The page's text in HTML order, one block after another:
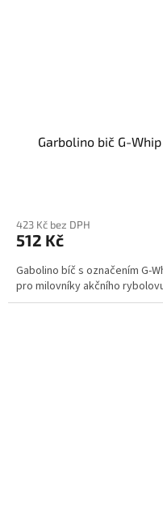
Garbolino bič G-
423 Kč bez DPH
512 Kč
Gabolino bíč s označením G-
pro milovníky akčního